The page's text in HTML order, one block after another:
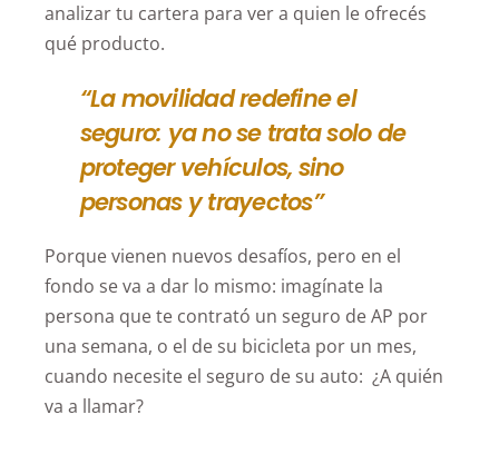
analizar tu cartera para ver a quien le ofrecés
qué producto.
“La movilidad redefine el
seguro: ya no se trata solo de
proteger vehículos, sino
personas y trayectos”
Porque vienen nuevos desafíos, pero en el
fondo se va a dar lo mismo: imagínate la
persona que te contrató un seguro de AP por
una semana, o el de su bicicleta por un mes,
cuando necesite el seguro de su auto: ¿A quién
va a llamar?